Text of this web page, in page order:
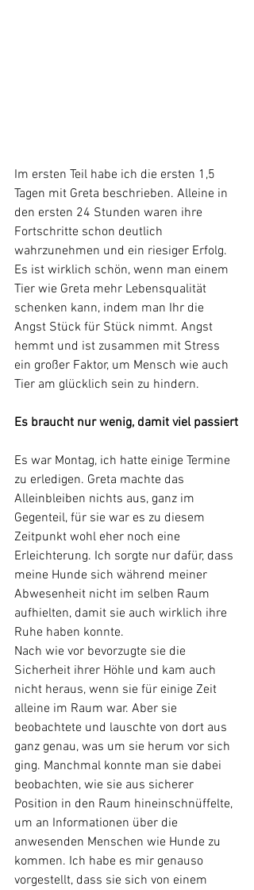
Im ersten Teil habe ich die ersten 1,5
Tagen mit Greta beschrieben. Alleine in
den ersten 24 Stunden waren ihre
Fortschritte schon deutlich
wahrzunehmen und ein riesiger Erfolg.
Es ist wirklich schön, wenn man einem
Tier wie Greta mehr Lebensqualität
schenken kann, indem man Ihr die
Angst Stück für Stück nimmt. Angst
hemmt und ist zusammen mit Stress
ein großer Faktor, um Mensch wie auch
Tier am glücklich sein zu hindern.
Es braucht nur wenig, damit viel passiert
Es war Montag, ich hatte einige Termine
zu erledigen. Greta machte das
Alleinbleiben nichts aus, ganz im
Gegenteil, für sie war es zu diesem
Zeitpunkt wohl eher noch eine
Erleichterung. Ich sorgte nur dafür, dass
meine Hunde sich während meiner
Abwesenheit nicht im selben Raum
aufhielten, damit sie auch wirklich ihre
Ruhe haben konnte.
Nach wie vor bevorzugte sie die
Sicherheit ihrer Höhle und kam auch
nicht heraus, wenn sie für einige Zeit
alleine im Raum war. Aber sie
beobachtete und lauschte von dort aus
ganz genau, was um sie herum vor sich
ging. Manchmal konnte man sie dabei
beobachten, wie sie aus sicherer
Position in den Raum hineinschnüffelte,
um an Informationen über die
anwesenden Menschen wie Hunde zu
kommen. Ich habe es mir genauso
vorgestellt, dass sie sich von einem